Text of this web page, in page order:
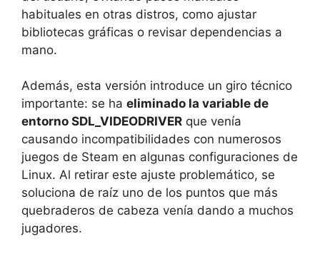
habituales en otras distros, como ajustar
bibliotecas gráficas o revisar dependencias a
mano.
Además, esta versión introduce un giro técnico
importante: se ha eliminado la variable de
entorno SDL_VIDEODRIVER que venía
causando incompatibilidades con numerosos
juegos de Steam en algunas configuraciones de
Linux. Al retirar este ajuste problemático, se
soluciona de raíz uno de los puntos que más
quebraderos de cabeza venía dando a muchos
jugadores.